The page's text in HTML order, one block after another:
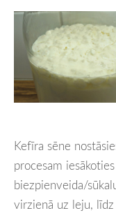
Kefīra sēne
procesam
biezpienveida/
virzienā uz leju, līdz